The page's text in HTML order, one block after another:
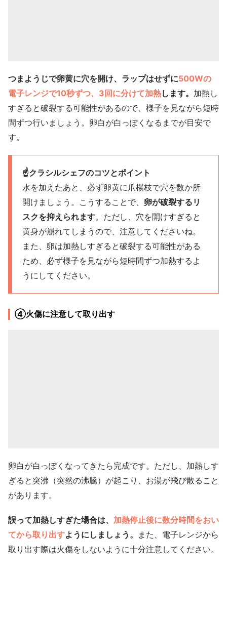
つまようじで卵黄に穴を開け、ラップはせずに500Wの
電子レンジで10秒ずつ、3回に分けて加熱します。 加熱し
すぎると破裂する可能性があるので、様子を見ながら短時
間ずつ行いましょう。卵白が白っぽくなるまでが目安で
す。
☝️クラシルシェフのコツとポイント
水を加えたあと、必ず卵黄に爪楊枝で穴を数か所
開けましょう。こうすることで、 卵が破裂するリ
スクを抑えられます。ただし、穴を開けすぎると
黄身が崩れてしまうので、注意してくださいね。
また、卵は加熱しすぎると破裂する可能性がある
ため、必ず様子を見ながら短時間ずつ加熱するよ
うにしてください。
④火傷に注意して取り出す
卵白が白っぽくなってきたら完成です。ただし、加熱しす
ぎると突沸（突然の沸騰）が起こり、お湯が飛び散ること
があります。
誤って加熱しすぎた場合は、 加熱停止後に数分時間をおい
てから取り出すようにしましょう。
また、電子レンジから
取り出す際は火傷をしないように十分注意してください。